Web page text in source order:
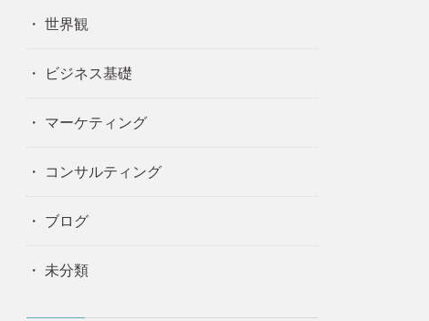
世界観
ビジネス基礎
マーケティング
コンサルティング
ブログ
未分類